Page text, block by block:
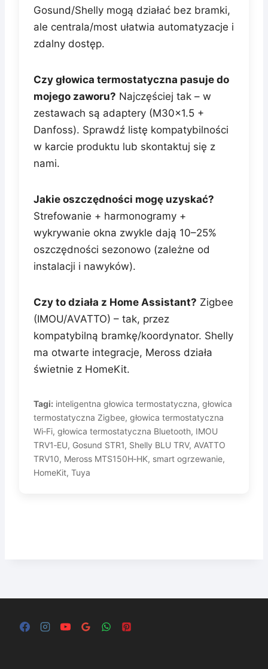
Gosund/Shelly mogą działać bez bramki,
ale centrala/most ułatwia automatyzacje i
zdalny dostęp.
Czy głowica termostatyczna pasuje do
mojego zaworu? Najczęściej tak – w
zestawach są adaptery (M30x1.5 +
Danfoss). Sprawdź listę kompatybilności
w karcie produktu lub skontaktuj się z
nami.
Jakie oszczędności mogę uzyskać?
Strefowanie + harmonogramy +
wykrywanie okna zwykle dają 10–25%
oszczędności sezonowo (zależne od
instalacji i nawyków).
Czy to działa z Home Assistant? Zigbee
(IMOU/AVATTO) – tak, przez
kompatybilną bramkę/koordynator. Shelly
ma otwarte integracje, Meross działa
świetnie z HomeKit.
Tagi: inteligentna głowica termostatyczna, głowica
termostatyczna Zigbee, głowica termostatyczna
Wi‑Fi, głowica termostatyczna Bluetooth, IMOU
TRV1‑EU, Gosund STR1, Shelly BLU TRV, AVATTO
TRV10, Meross MTS150H‑HK, smart ogrzewanie,
HomeKit, Tuya